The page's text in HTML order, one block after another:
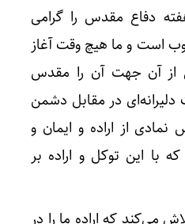
دفاع مقدس را گرامی
است و ما هیچ وقت آغاز
از آن جهت آن را مقدس
در مقابل دشمن
از اراده و ایمان و
با این توکل و اراده بر
می‌کند که اراده ما را در